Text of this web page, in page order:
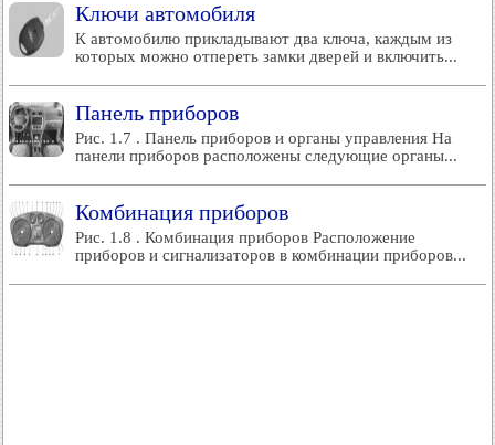
Ключи автомобиля
К автомобилю прикладывают два ключа, каждым из
которых можно отпереть замки дверей и включить...
Панель приборов
Рис. 1.7 . Панель приборов и органы управления На
панели приборов расположены следующие органы...
Комбинация приборов
Рис. 1.8 . Комбинация приборов Расположение
приборов и сигнализаторов в комбинации приборов...